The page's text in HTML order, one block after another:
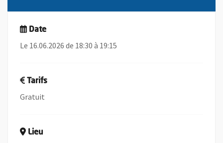
Date
Le 16.06.2026 de 18:30 à 19:15
Tarifs
Gratuit
Lieu